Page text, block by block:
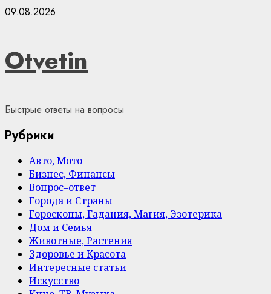
Skip
09.08.2026
Otvetin
Быстрые ответы на вопросы
Рубрики
Авто, Мото
Бизнес, Финансы
Вопрос–ответ
Города и Страны
Гороскопы, Гадания, Магия, Эзотерика
Дом и Семья
Животные, Растения
Здоровье и Красота
Интересные статьи
Искусство